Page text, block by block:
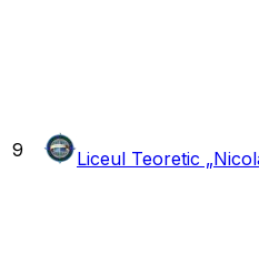
9 Liceul Teoretic